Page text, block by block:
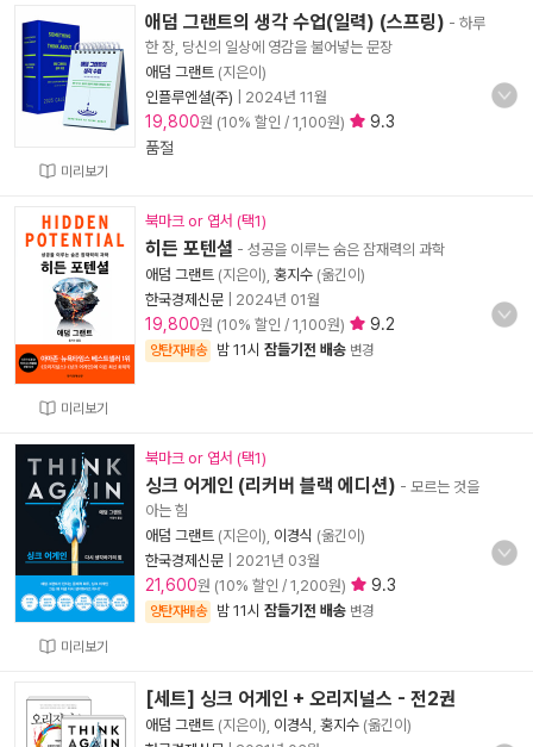
미리보기
애덤 그랜트의 생각 수업(일력) (스프링) - 하루
한 장, 당신의 일상에 영감을 불어넣는 문장
애덤 그랜트 (지은이)
인플루엔셜(주)
2024년 11월
19,800원 (10% 할인 / 1,100원)
9.3
품절
미리보기
북마크 or 엽서 (택1)
히든 포텐셜 - 성공을 이루는 숨은 잠재력의 과학
애덤 그랜트 (지은이), 홍지수 (옮긴이)
한국경제신문
2024년 01월
19,800원 (10% 할인 / 1,100원) 9.2
양탄자배송 밤 11시 잠들기전 배송 변경
미리보기
북마크 or 엽서 (택1)
싱크 어게인 (리커버 블랙 에디션) - 모르는 것을
아는 힘
애덤 그랜트 (지은이), 이경식 (옮긴이)
한국경제신문
2021년 03월
21,600원 (10% 할인 / 1,200원) 9.3
양탄자배송 밤 11시 잠들기전 배송 변경
[세트] 싱크 어게인 + 오리지널스 - 전2권
애덤 그랜트 (지은이), 이경식 홍지수 (옮긴이)